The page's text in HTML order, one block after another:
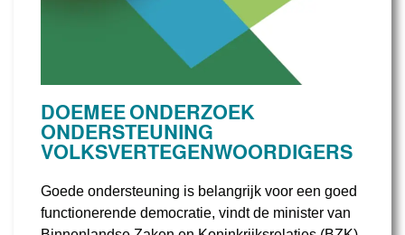
DOEMEE ONDERZOEK
ONDERSTEUNING
VOLKSVERTEGENWOORDIGERS
Goede ondersteuning is belangrijk voor een goed
functionerende democratie, vindt de minister van